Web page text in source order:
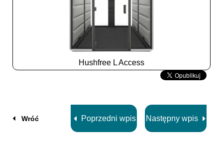
Hushfree L Access
Slide
Wróć Poprzedni wpis Następny wpis